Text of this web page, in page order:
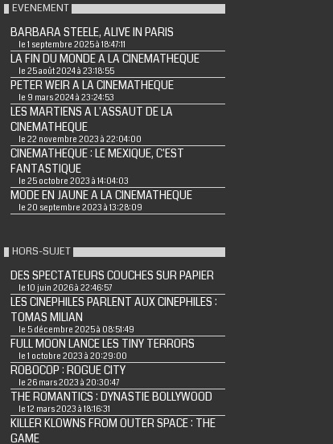
EVENEMENT
BARBARA STEELE, ALIVE IN PARIS
le 1 septembre 2025 à 18:47:11
LA FIN DU MONDE A LA CINEMATHEQUE
le 25 août 2024 à 23:18:55
PETER WEIR A LA CINEMATHEQUE
le 9 mars 2024 à 23:24:53
LES MARTIENS A L'ASSAUT DE LA
CINEMATHEQUE
le 22 novembre 2023 à 22:04:00
CINEMATHEQUE : LE MEXIQUE, C'EST
FANTASTIQUE
le 25 octobre 2023 à 14:04:03
MODE EN JAUNE A LA CINEMATHEQUE
le 20 septembre 2023 à 13:28:09
HORS-SUJET
DES SPECTATEURS COUCHES SUR PAPIER
le 10 juin 2026 à 22:46:57
LES CINEPHILES PARLENT AUX CINEPHILES :
TOMAS MILIAN
le 5 décembre 2025 à 08:51:49
FULL MOON LANCE LES TINY TERRORS
le 1 octobre 2023 à 20:29:00
ROBOCOP : ROGUE CITY
le 26 mars 2023 à 20:30:47
THE ROMANTICS : DYNASTIE BOLLYWOOD
le 12 mars 2023 à 18:16:31
KILLER KLOWNS FROM OUTER SPACE : THE
GAME